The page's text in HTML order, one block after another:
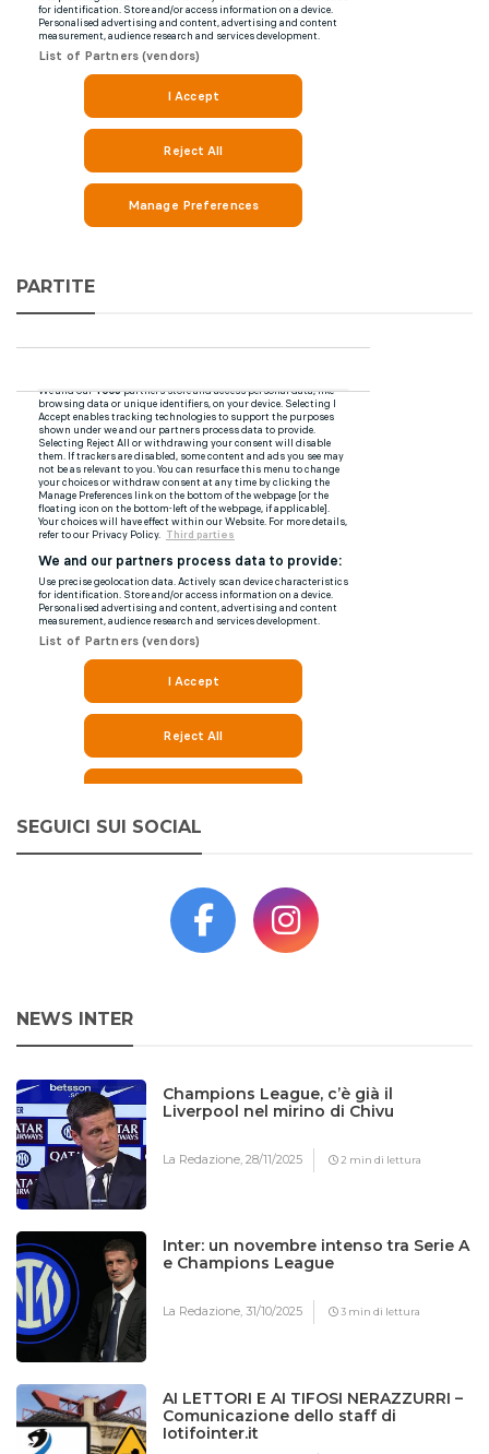
PARTITE
SEGUICI SUI SOCIAL
NEWS INTER
Champions League, c’è già il
Liverpool nel mirino di Chivu
La Redazione,28/11/2025 2 min di lettura
Inter: un novembre intenso tra Serie A
e Champions League
La Redazione,31/10/2025 3 min di lettura
AI LETTORI E AI TIFOSI NERAZZURRI –
Comunicazione dello staff di
Iotifointer.it